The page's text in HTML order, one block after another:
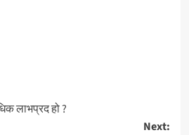
लाभप्रद हो ?
Next: